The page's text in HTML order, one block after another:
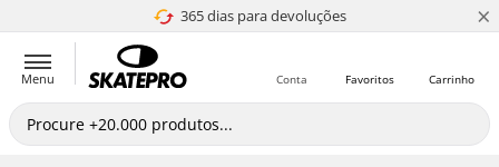
365 dias para devoluções
4.8 de 5 ×
Menu Carrinho
Favoritos
Conta